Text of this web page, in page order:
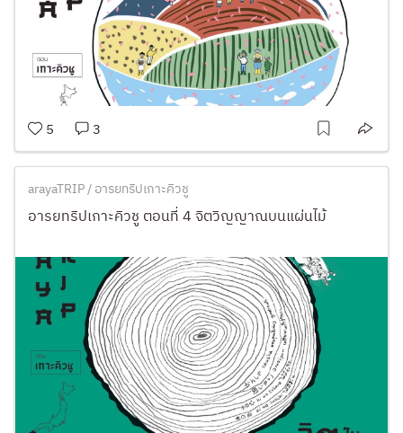
5 3
arayaTRIP / อารยทริปเกาะคิวชู
อารยทริปเกาะคิวชู ตอนที่ 4 จิตวิญญาณบนแผ่นไม้